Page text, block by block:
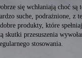
się wchłaniają choć są
suche, podrażnione, z
produkty, które
przesuszenia
stosowania.